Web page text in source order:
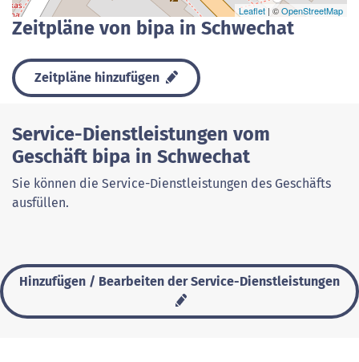
Leaflet | ©OpenStreetMap
Zeitpläne von bipa in Schwechat
Zeitpläne hinzufügen
Service-Dienstleistungen vom
Geschäft bipa in Schwechat
Sie können die Service-Dienstleistungen des Geschäfts
ausfüllen.
Hinzufügen / Bearbeiten der Service-Dienstleistungen